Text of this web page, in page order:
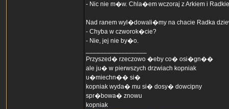
- Nic nie m�w. Chla�em wczoraj z Arkiem i
Nad ranem wyl�dowali�my na chacie Radka
- Chyba w czworok�cie?
- Nie, jej nie by�o.
Przyszed� rzeczowo �eby co� osi�gn��
ale ju� w pierwszych drzwiach kopniak
u�miechn�� si�
kopniak wyda� mu si� dosy� dowcipny
spr�bowa� znowu
kopniak